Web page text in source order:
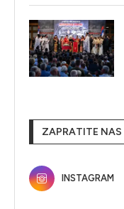
ZAPRATITE NAS
INSTAGRAM